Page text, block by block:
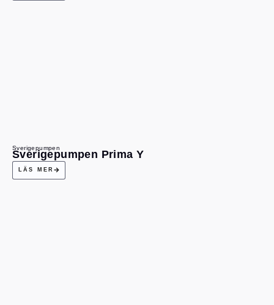
Sverigepumpen
Sverigepumpen Prima Y
LÄS MER